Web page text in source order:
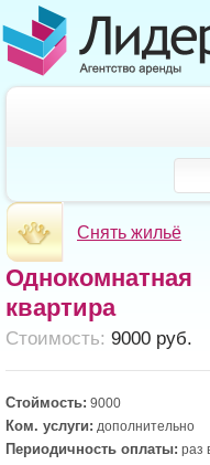
Снять жильё
Однокомнатная
квартира
Cтоимость: 9000 руб.
Стоймость: 9000
Ком. услуги: дополнительно
Периодичность оплаты: раз